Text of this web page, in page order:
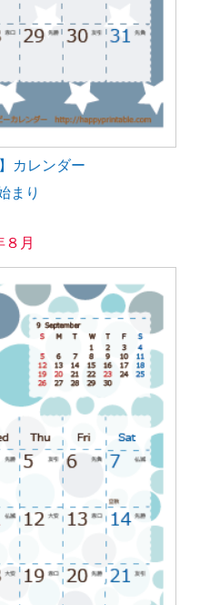
カレンダー
まり
８月